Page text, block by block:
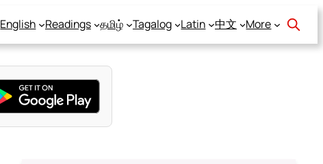
English Readings தமிழ் Tagalog Latin 中文 More